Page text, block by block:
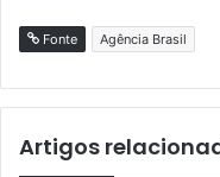
Fonte Agência Brasil
Artigos